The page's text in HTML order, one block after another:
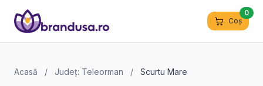
Coș
0
Acasă / Județ: Teleorman / Scurtu Mare